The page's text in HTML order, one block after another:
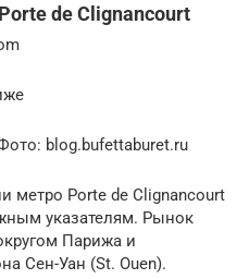
de Clignancourt
blog.bufettaburet.ru
метро Porte de Clignancourt
указателям. Рынок
Парижа и
Сен-Уан (St. Ouen).